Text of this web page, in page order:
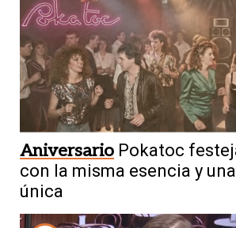
Aniversario Pokatoc
con la misma esencia y
única